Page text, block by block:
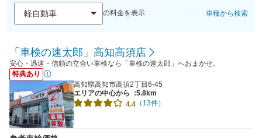
の料金を表示 車種から検索
「車検の速太郎」高知高須店
安心・迅速・信頼の立合い車検なら「車検の速太郎」へおまかせ。
特典あり
高知県高知市高須2丁目6-45
エリアの中心から
:5.8km
4.4 （13件）